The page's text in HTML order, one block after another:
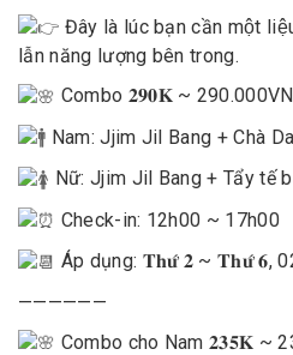
Đây là lúc bạn cần một
lẫn năng lượng bên trong.
Combo 𝟐𝟗𝟎𝐊 ~
Nam: Jjim Jil Bang + Chà
Nữ: Jjim Jil Bang + Tẩy tế
Check-in: 12h00 ~ 17h00
Áp dụng: 𝐓𝐡𝐮̛́ 𝟐 ~ 𝐓𝐡𝐮̛́ 𝟔,
——————
Combo cho Nam 𝟐𝟑𝟓𝐊 ~